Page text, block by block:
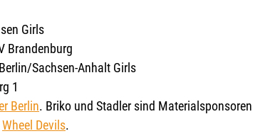
Girls
Brandenburg
Sachsen-Anhalt Girls
1
Berlin. Briko und Stadler sind Materialsponsoren
Wheel Devils.